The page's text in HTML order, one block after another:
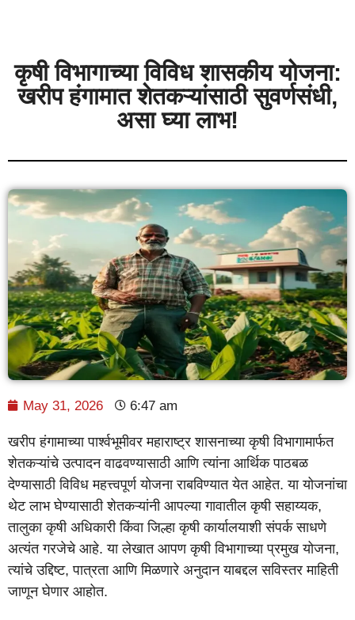
कृषी विभागाच्या विविध शासकीय योजना:
खरीप हंगामात शेतकऱ्यांसाठी सुवर्णसंधी,
असा घ्या लाभ!
May 31, 2026 6:47 am
खरीप हंगामाच्या पार्श्वभूमीवर महाराष्ट्र शासनाच्या कृषी विभागामार्फत
शेतकऱ्यांचे उत्पादन वाढवण्यासाठी आणि त्यांना आर्थिक पाठबळ
देण्यासाठी विविध महत्त्वपूर्ण योजना राबविण्यात येत आहेत. या योजनांचा
थेट लाभ घेण्यासाठी शेतकऱ्यांनी आपल्या गावातील कृषी सहाय्यक,
तालुका कृषी अधिकारी किंवा जिल्हा कृषी कार्यालयाशी संपर्क साधणे
अत्यंत गरजेचे आहे. या लेखात आपण कृषी विभागाच्या प्रमुख योजना,
त्यांचे उद्दिष्ट, पात्रता आणि मिळणारे अनुदान याबद्दल सविस्तर माहिती
जाणून घेणार आहोत.